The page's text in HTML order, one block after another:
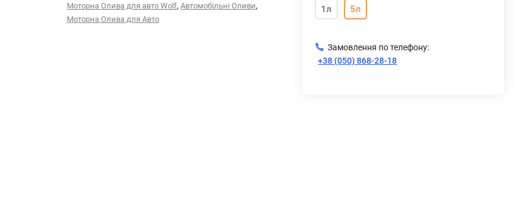
Моторна Олива для авто Wolf, Автомобільні Оливи,
Моторна Олива для Авто
1л 5л
Замовлення по телефону:
+38 (050) 868-28-18